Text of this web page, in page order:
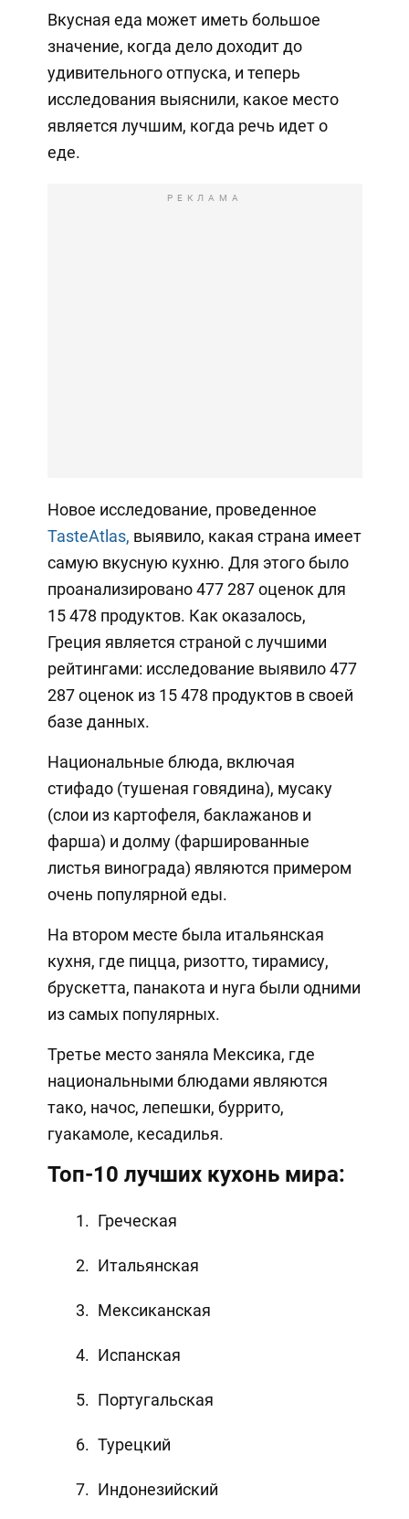
Вкусная еда может иметь большое
значение, когда дело доходит до
удивительного отпуска, и теперь
исследования выяснили, какое место
является лучшим, когда речь идет о
еде.
РЕКЛАМА
Новое исследование, проведенное
TasteAtlas, выявило, какая страна имеет
самую вкусную кухню. Для этого было
проанализировано 477 287 оценок для
15 478 продуктов. Как оказалось,
Греция является страной с лучшими
рейтингами: исследование выявило 477
287 оценок из 15 478 продуктов в своей
базе данных.
Национальные блюда, включая
стифадо (тушеная говядина), мусаку
(слои из картофеля, баклажанов и
фарша) и долму (фаршированные
листья винограда) являются примером
очень популярной еды.
На втором месте была итальянская
кухня, где пицца, ризотто, тирамису,
брускетта, панакота и нуга были одними
из самых популярных.
Третье место заняла Мексика, где
национальными блюдами являются
тако, начос, лепешки, буррито,
гуакамоле, кесадилья.
Топ-10 лучших кухонь мира:
Греческая
Итальянская
Мексиканская
Испанская
Португальская
Турецкий
Индонезийский